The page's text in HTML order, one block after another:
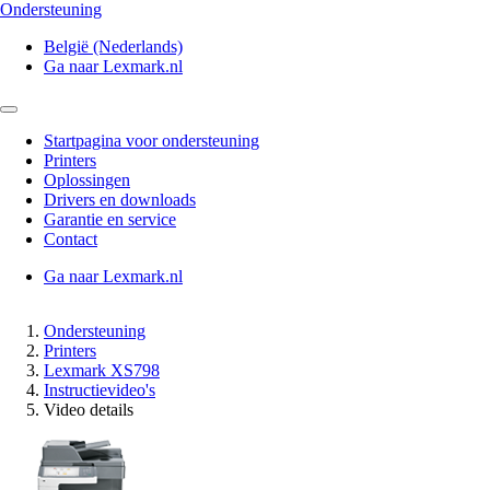
Ondersteuning
België (Nederlands)
Ga naar Lexmark.nl
Startpagina voor ondersteuning
Printers
Oplossingen
Drivers en downloads
Garantie en service
Contact
Ga naar Lexmark.nl
Ondersteuning
Printers
Lexmark XS798
Instructievideo's
Video details